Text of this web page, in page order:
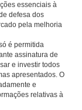
essenciais à
defesa dos
pela melhoria
é permitida
assinatura de
e investir todos
apresentados. O
e
relativas à